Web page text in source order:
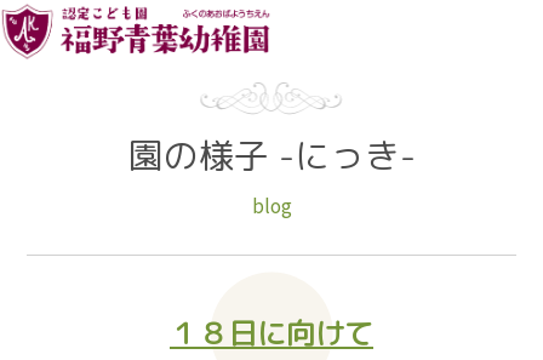
園の様子 -にっき-
blog
１８日に向けて